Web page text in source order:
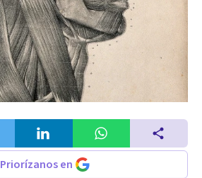
Priorízanos en